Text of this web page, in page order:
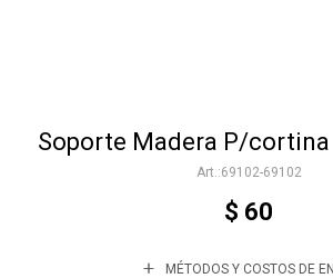
Soporte Madera P/
69102-69102
$ 60
MÉTODOS Y COSTOS DE
Varios